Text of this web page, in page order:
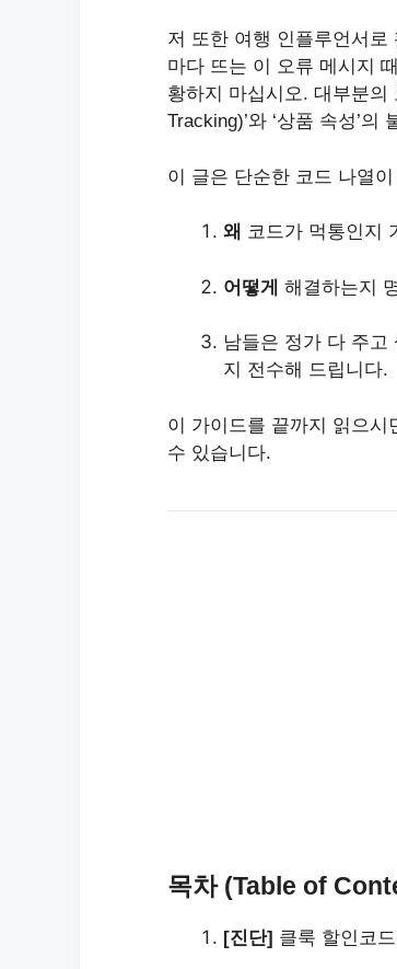
저 또한 여행 인플루언서로
마다 뜨는 이 오류 메시지
황하지 마십시오. 대부분의
Tracking)’와 ‘상품 속성’
이 글은 단순한 코드 나열
왜 코드가 먹통인지
어떻게 해결하는지
남들은 정가 다 주고
지 전수해 드립니다.
이 가이드를 끝까지 읽으
수 있습니다.
목차 (Table of
[진단] 클룩 할인코